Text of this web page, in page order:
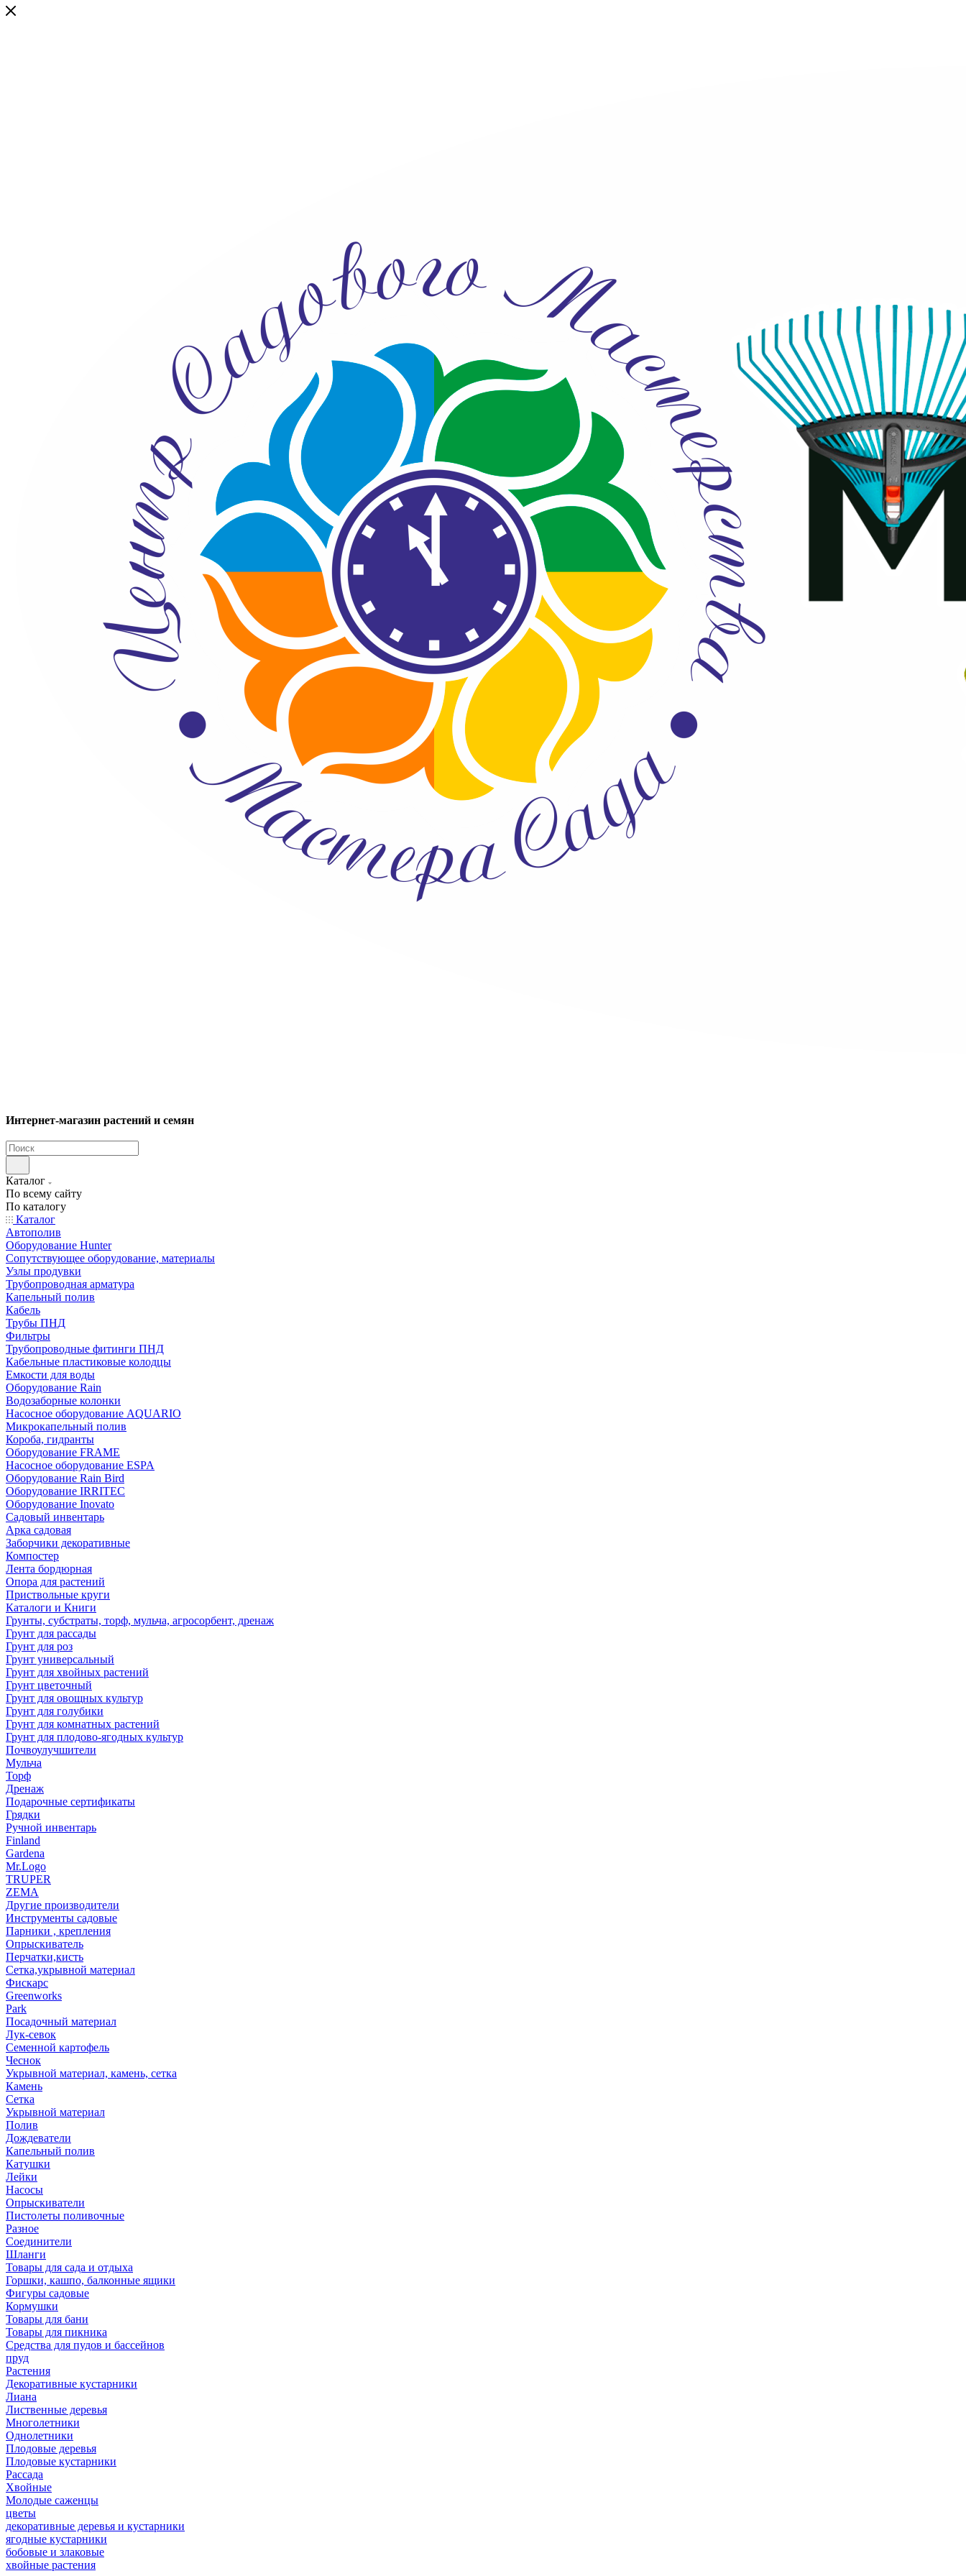
Интернет-магазин растений и семян
Каталог
По всему сайту
По каталогу
Каталог
Автополив
Оборудование Hunter
Сопутствующее оборудование, материалы
Узлы продувки
Трубопроводная арматура
Капельный полив
Кабель
Трубы ПНД
Фильтры
Трубопроводные фитинги ПНД
Кабельные пластиковые колодцы
Емкости для воды
Оборудование Rain
Водозаборные колонки
Насосное оборудование AQUARIO
Микрокапельный полив
Короба, гидранты
Оборудование FRAME
Насосное оборудование ESPA
Оборудование Rain Bird
Оборудование IRRITEC
Оборудование Inovato
Садовый инвентарь
Арка садовая
Заборчики декоративные
Компостер
Лента бордюрная
Опора для растений
Приствольные круги
Каталоги и Книги
Грунты, субстраты, торф, мульча, агросорбент, дренаж
Грунт для рассады
Грунт для роз
Грунт универсальный
Грунт для хвойных растений
Грунт цветочный
Грунт для овощных культур
Грунт для голубики
Грунт для комнатных растений
Грунт для плодово-ягодных культур
Почвоулучшители
Мульча
Торф
Дренаж
Подарочные сертификаты
Грядки
Ручной инвентарь
Finland
Gardena
Mr.Logo
TRUPER
ZEMA
Другие производители
Инструменты садовые
Парники , крепления
Опрыскиватель
Перчатки,кисть
Сетка,укрывной материал
Фискарс
Greenworks
Park
Посадочный материал
Лук-севок
Семенной картофель
Чеснок
Укрывной материал, камень, сетка
Камень
Сетка
Укрывной материал
Полив
Дождеватели
Капельный полив
Катушки
Лейки
Насосы
Опрыскиватели
Пистолеты поливочные
Разное
Соединители
Шланги
Товары для сада и отдыха
Горшки, кашпо, балконные ящики
Фигуры садовые
Кормушки
Товары для бани
Товары для пикника
Средства для пудов и бассейнов
пруд
Растения
Декоративные кустарники
Лиана
Лиственные деревья
Многолетники
Однолетники
Плодовые деревья
Плодовые кустарники
Рассада
Хвойные
Молодые саженцы
цветы
декоративные деревья и кустарники
ягодные кустарники
бобовые и злаковые
хвойные растения